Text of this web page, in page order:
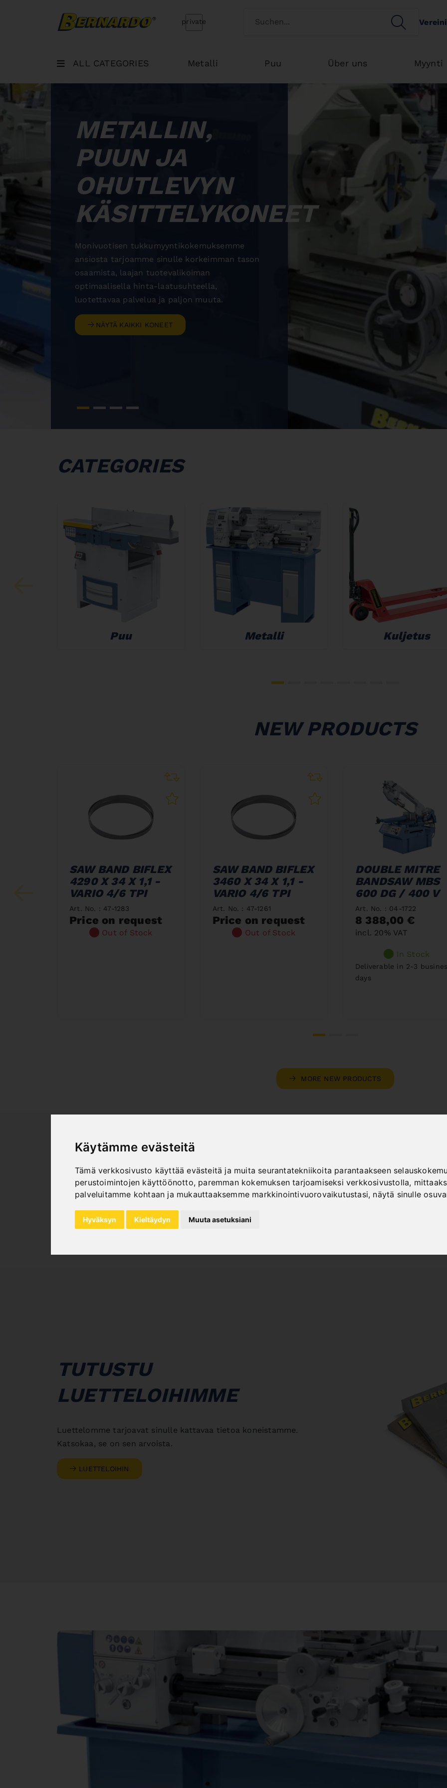
Käytämme evästeitä
Tämä verkkosivusto käyttää evästeitä ja muita seurantatekniikoita parantaakseen
perustoimintojen käyttöönotto, paremman kokemuksen tarjoamiseksi verkkosivustolla,
palveluitamme kohtaan ja mukauttaaksemme markkinointivuorovaikutustasi, näytä sinulle
Hyväksyn Kieltäydyn Muuta asetuksiani
Bernardo Home Switch customertype
private SEARCH
ALL CATEGORIES Metalli Puu Über uns Myynti
METALLIN,
PUUN JA
OHUTLEVYN
KÄSITTELYKONEET
Monivuotisen tukkumyyntikokemuksemme
ansiosta tarjoamme sinulle korkeimman tason
osaamista, laajan tuotevalikoiman
optimaalisella hinta-laatusuhteella,
luotettavaa palvelua ja paljon muuta.
NÄYTÄ KAIKKI KONEET
CATEGORIES
Puu Metalli Kuljetus
NEW PRODUCTS
SAW BAND BIFLEX
4290 X 34 X 1,1 -
VARIO 4/6 TPI
Art. No. : 47-1283
Price on request
Out of Stock
SAW BAND BIFLEX
3460 X 34 X 1,1 -
VARIO 4/6 TPI
Art. No. : 47-1261
Price on request
Out of Stock
DOUBLE MITRE
BANDSAW MBS
600 DG / 400 V
Art. No. : 04-1722
8 388,00 €
incl. 20% VAT
In Stock
Deliverable in 2-3
days
MORE NEW PRODUCTS
KYSYMYKSIÄ?
+43 732/664015
BERNARDO@PWA.AT
NOPEA
TUTUSTU
LUETTELOIHIMME
Luettelomme tarjoavat sinulle kattavaa tietoa koneistamme.
Katsokaa, se on sen arvoista.
LUETTELOIHIN